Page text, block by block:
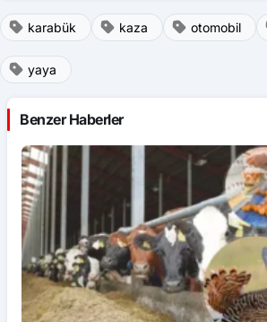
karabük kaza otomobil
yaya
Benzer Haberler